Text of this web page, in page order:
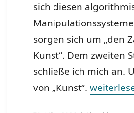
sich diesen
sorgen sich um „den
Kunst“. Dem zweiten
schließe ich mich an.
von „Kunst“.„Zauber